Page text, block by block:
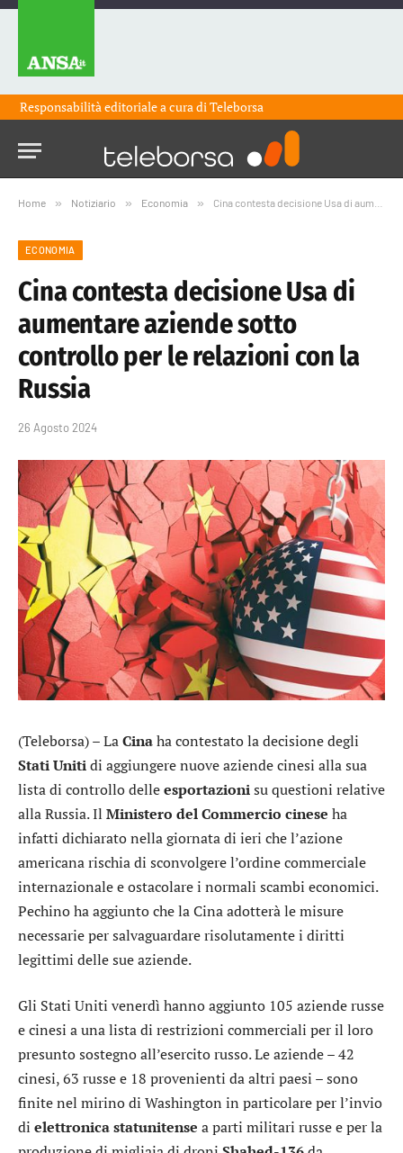
Responsabilità editoriale a cura diTeleborsa
Home » Notiziario » Economia » Cina contesta decisione Usa di aumentare aziende sotto controllo per le relazioni con la Russia
ECONOMIA
Cina contesta decisione Usa di
aumentare aziende sotto
controllo per le relazioni con la
Russia
26 Agosto 2024
(Teleborsa) – LaCinaha contestato la decisione degli
StatiUnitidi aggiungere nuove aziende cinesi alla sua
lista di controllo delleesportazionisu questioni relative
alla Russia. Il Ministero del Commercio cinese ha
infatti dichiarato nella giornata di ieri che l’azione
americana rischia di sconvolgere l’ordine commerciale
internazionale e ostacolare i normali scambi economici.
Pechino ha aggiunto che la Cina adotterà le misure
necessarie per salvaguardare risolutamente i diritti
legittimi delle sue aziende.
Gli Stati Uniti venerdì hanno aggiunto 105 aziende russe
e cinesi a una lista di restrizioni commerciali per il loro
presunto sostegno all’esercito russo. Le aziende – 42
cinesi, 63 russe e 18 provenienti da altri paesi – sono
finite nel mirino di Washington in particolare per l’invio
di elettronica statunitense a parti militari russe e per la